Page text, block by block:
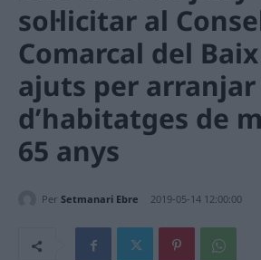
sol·licitar al
Comarcal del
ajuts per
d’habitatges de
65 anys
Per Setmanari Ebre 2019-05-14 12:00:00